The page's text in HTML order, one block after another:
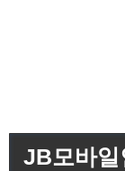
JB모바일